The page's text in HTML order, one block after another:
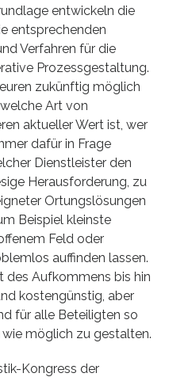
entwickeln die
entsprechenden
Verfahren für die
Prozessgestaltung.
zukünftig möglich
Art von
aktueller Wert ist, wer
dafür in Frage
Dienstleister den
Herausforderung, zu
Ortungslösungen
Beispiel kleinste
Feld oder
auffinden lassen.
des Aufkommens bis hin
kostengünstig, aber
für alle Beteiligten so
möglich zu gestalten.
Kongress der